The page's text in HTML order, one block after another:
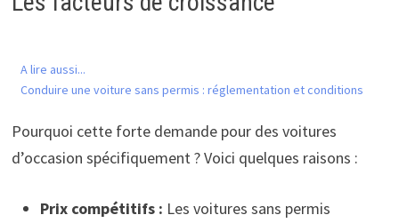
A lire aussi...
Conduire une voiture sans permis : réglementation et conditions
Pourquoi cette forte demande pour des voitures
d’occasion spécifiquement ? Voici quelques raisons :
Prix compétitifs : Les voitures sans permis